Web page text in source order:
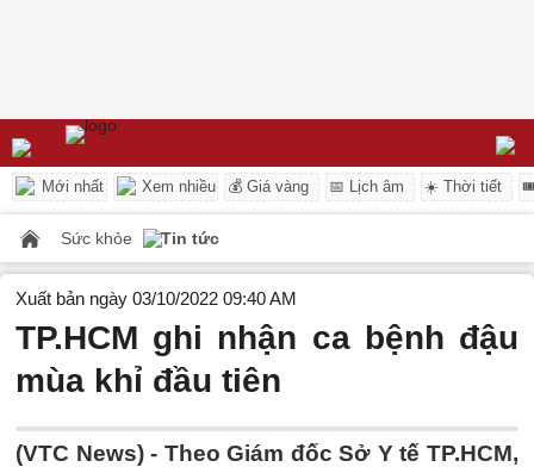
Mới nhất Xem nhiều 💰 Giá vàng 📅 Lịch âm ☀️ Thời tiết
Sức khỏe Tin tức
Xuất bản ngày 03/10/2022 09:40 AM
TP.HCM ghi nhận ca bệnh đậu
mùa khỉ đầu tiên
(VTC News) - Theo Giám đốc Sở Y tế TP.HCM,